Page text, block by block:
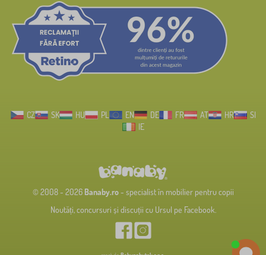
CZ SK HU PL EN DE FR AT HR
SI
IE
© 2008 - 2026 Banaby.ro- specialist în mobilier pentru copii
Noutăți, concursuri și discuții cu Ursul pe Facebook.